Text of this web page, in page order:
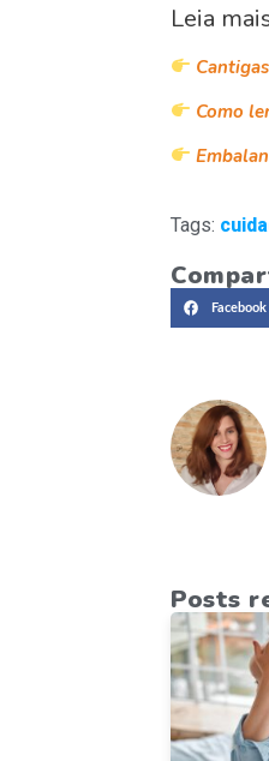
Leia
Como
Tags:
Facebook
Posts